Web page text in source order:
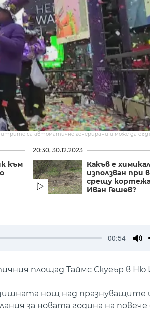
са автоматично генерирани и може да
към
20:30, 30.12.2023
Какъв е
използван при
срещу
Иван Гешев?
-00:54
площад Таймс Скуеър в Ню
нощ над
за новата година на повече